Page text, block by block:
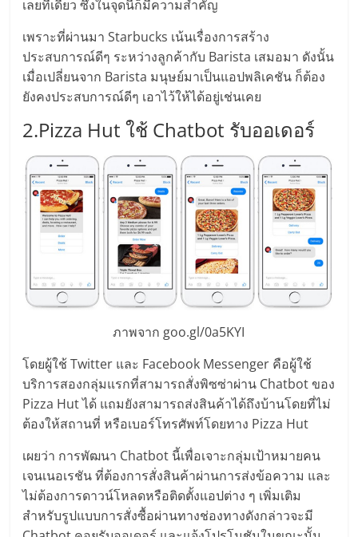
ศูนย์
รวม
แฟ
รน
ไชส์
พร้อม
ทำเล
สำหรับ
เปิด
ร้าน
ปรึกษา
ฟรี,
เลยทีเดียว ซึ่งในจุดนี้ก็มีความสำคัญ
เพราะที่ผ่านมา Starbucks เน้นเรื่องการสร้าง
ประสบการณ์ดีๆ ระหว่างลูกค้ากับ Barista เสมอมา ดังนั้น
เมื่อเปลี่ยนจาก Barista มนุษย์มาเป็นแอปพลิเคชัน ก็ต้อง
ยังคงประสบการณ์ดีๆ เอาไว้ให้ได้อยู่เช่นเคย
2.Pizza Hut ใช้ Chatbot รับออเดอร์
ภาพจาก goo.gl/0a5KYI
โดยผู้ใช้ Twitter และ Facebook Messenger คือผู้ใช้
บริการสองกลุ่มแรกที่สามารถสั่งพิซซ่าผ่าน Chatbot ของ
Pizza Hut ได้ แถมยังสามารถส่งสินค้าได้ถึงบ้านโดยที่ไม่
ต้องให้สถานที่ หรือเบอร์โทรศัพท์โดยทาง Pizza Hut
เผยว่า การพัฒนา Chatbot นี้เพื่อเจาะกลุ่มเป้าหมายคน
เจนเนอเรชัน ที่ต้องการสั่งสินค้าผ่านการส่งข้อความ และ
ไม่ต้องการดาวน์โหลดหรือติดตั้งแอปต่าง ๆ เพิ่มเติม
สำหรับรูปแบบการสั่งซื้อผ่านทางช่องทางดังกล่าวจะมี